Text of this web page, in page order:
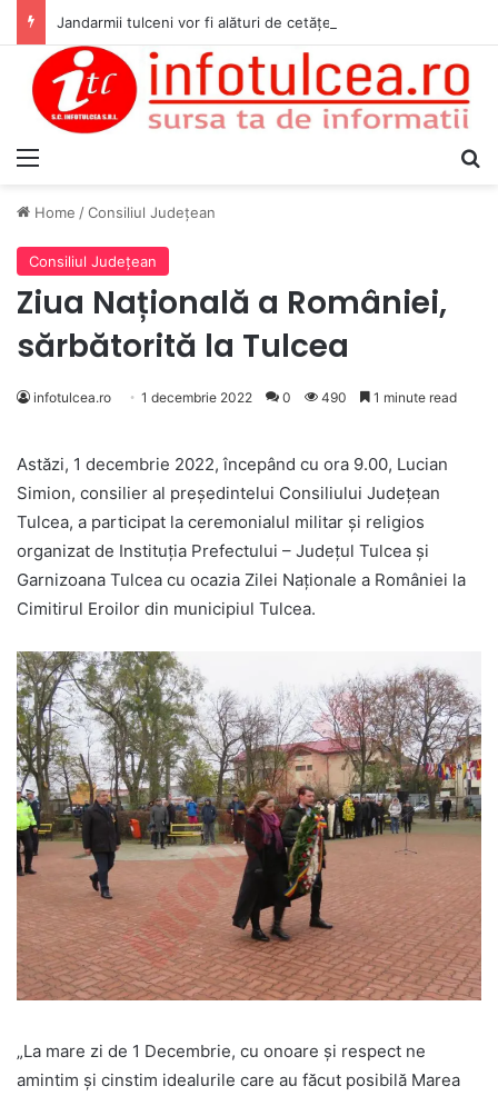
Home /Consiliul Judeţean
Consiliul Judeţean
Ziua Națională a României,
sărbătorită la Tulcea
infotulcea.ro 1 decembrie 2022 0 490 1 minute read
Astăzi, 1 decembrie 2022, începând cu ora 9.00, Lucian
Simion, consilier al președintelui Consiliului Județean
Tulcea, a participat la ceremonialul militar și religios
organizat de Instituția Prefectului – Județul Tulcea și
Garnizoana Tulcea cu ocazia Zilei Naționale a României la
Cimitirul Eroilor din municipiul Tulcea.
„La mare zi de 1 Decembrie, cu onoare și respect ne
amintim și cinstim idealurile care au făcut posibilă Marea